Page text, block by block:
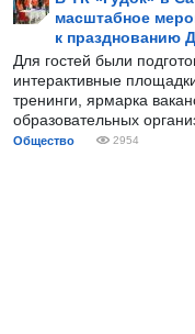
масштабное
к празднованию
Для гостей были
интерактивные
тренинги, ярмарка
образовательных
Общество 2954